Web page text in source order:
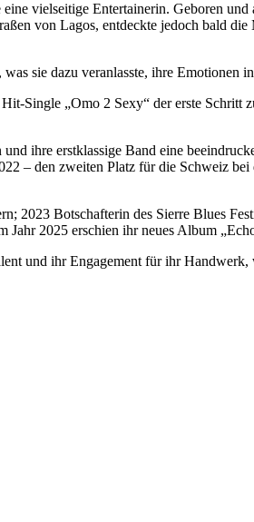
vielseitige Entertainerin. Geboren und
von Lagos, entdeckte jedoch bald die
sie dazu veranlasste, ihre Emotionen
Single „Omo 2 Sexy“ der erste Schritt
ihre erstklassige Band eine
– den zweiten Platz für die Schweiz bei
2023 Botschafterin des Sierre Blues
2025 erschien ihr neues Album
und ihr Engagement für ihr Handwerk,